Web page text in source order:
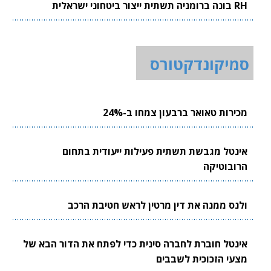
RH בונה ברומניה תשתית ייצור ביטחוני ישראלית
סמיקונדקטורס
מכירות טאואר ברבעון צמחו ב-24%
אינטל מגבשת תשתית פעילות ייעודית בתחום
הרובוטיקה
ולנס ממנה את דין מרטין לראש חטיבת הרכב
אינטל חוברת לחברה סינית כדי לפתח את הדור הבא של
מצעי הזכוכית לשבבים